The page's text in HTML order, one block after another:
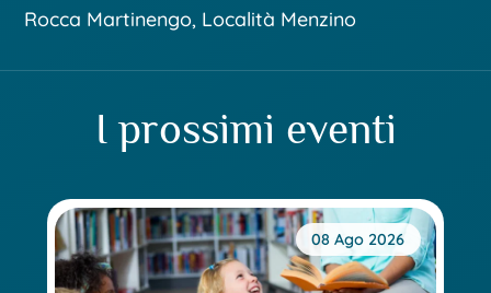
Rocca Martinengo, Località Menzino
I prossimi eventi
08 Ago 2026